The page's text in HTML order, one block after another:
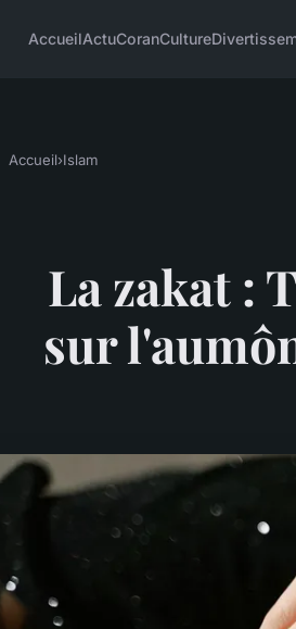
AccueilActuCoranCulture
Accueil›Islam
La zakat :
sur